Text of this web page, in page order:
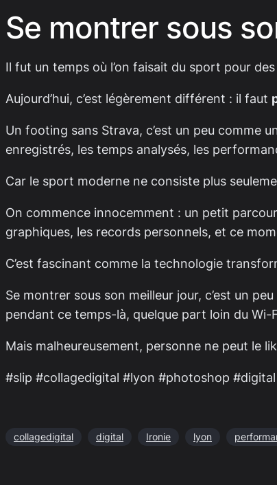
Se montrer sous
Il fut un temps où l’on faisait du sport pour
Aujourd’hui, c’est légèrement différent : il faut
Un footing sans Strava, c’est un peu comme
enregistrés, les temps analysés, les
Car le sport moderne ne consiste plus
On commence innocemment : un petit
graphiques, les records personnels, et ce
C’est fascinant comme la technologie
Se montrer sous son meilleur jour, c’est un
pendant ce temps-là, quelque part loin du Wi-
Mais malheureusement, personne ne peut le
#slip #collagedigital #lyon #photoshop
collagedigital digital Ironie lyon